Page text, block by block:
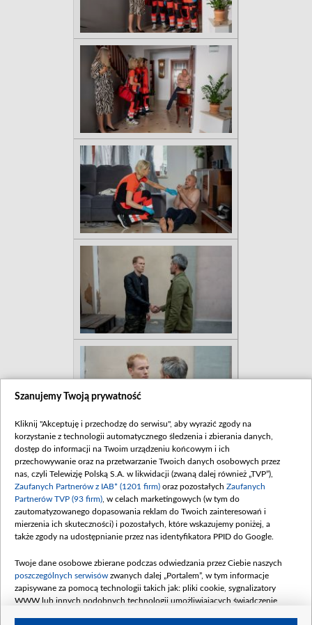
Szanujemy Twoją prywatność
Kliknij "Akceptuję i przechodzę do serwisu", aby wyrazić zgody na
korzystanie z technologii automatycznego śledzenia i zbierania danych,
dostęp do informacji na Twoim urządzeniu końcowym i ich
przechowywanie oraz na przetwarzanie Twoich danych osobowych przez
nas, czyli Telewizję Polską S.A. w likwidacji (zwaną dalej również „TVP”),
Zaufanych Partnerów z IAB* (1201 firm) oraz pozostałych Zaufanych
Partnerów TVP (93 firm) , w celach marketingowych (w tym do
zautomatyzowanego dopasowania reklam do Twoich zainteresowań i
mierzenia ich skuteczności) i pozostałych, które wskazujemy poniżej, a
także zgody na udostępnianie przez nas identyfikatora PPID do Google.
Twoje dane osobowe zbierane podczas odwiedzania przez Ciebie naszych
poszczególnych serwisów zwanych dalej „Portalem”, w tym informacje
zapisywane za pomocą technologii takich jak: pliki cookie, sygnalizatory
WWW lub innych podobnych technologii umożliwiających świadczenie